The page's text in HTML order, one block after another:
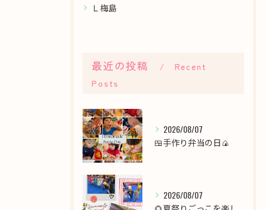
Ｌ梅島
最近の投稿
Recent
Posts
2026/08/07
🍱手作り弁当の日🍙
2026/08/07